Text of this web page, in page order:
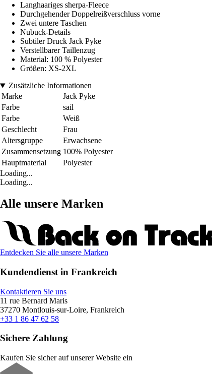
Langhaariges sherpa-Fleece
Durchgehender Doppelreißverschluss vorne
Zwei untere Taschen
Nubuck-Details
Subtiler Druck Jack Pyke
Verstellbarer Taillenzug
Material: 100 % Polyester
Größen: XS-2XL
Zusätzliche Informationen
Marke
Jack Pyke
Farbe
sail
Farbe
Weiß
Geschlecht
Frau
Altersgruppe
Erwachsene
Zusammensetzung 100% Polyester
Hauptmaterial
Polyester
Loading...
Loading...
Alle unsere Marken
Entdecken Sie alle unsere Marken
Kundendienst in Frankreich
Kontaktieren Sie uns
11 rue Bernard Maris
37270 Montlouis-sur-Loire, Frankreich
+33 1 86 47 62 58
Sichere Zahlung
Kaufen Sie sicher auf unserer Website ein